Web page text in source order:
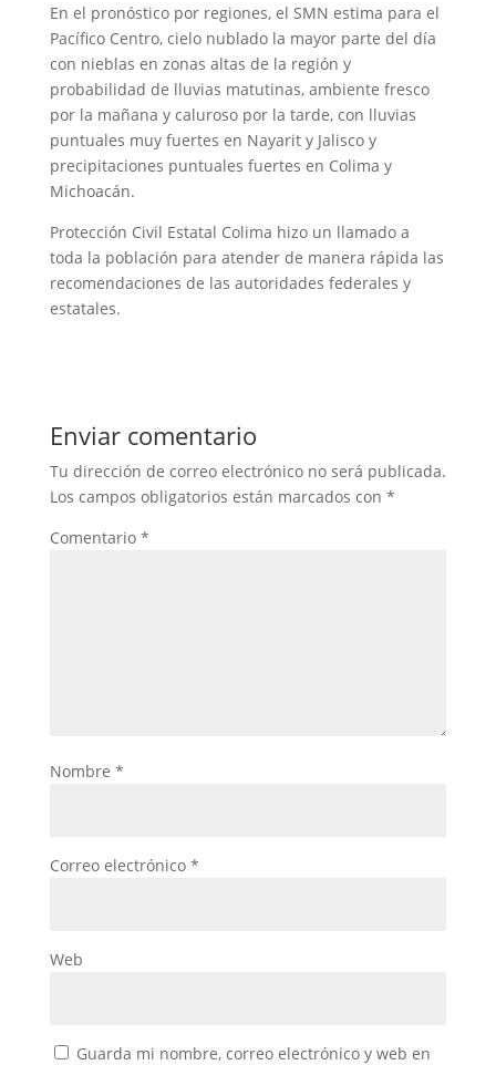
En el pronóstico por regiones, el SMN estima para el
Pacífico Centro, cielo nublado la mayor parte del día
con nieblas en zonas altas de la región y
probabilidad de lluvias matutinas, ambiente fresco
por la mañana y caluroso por la tarde, con lluvias
puntuales muy fuertes en Nayarit y Jalisco y
precipitaciones puntuales fuertes en Colima y
Michoacán.
Protección Civil Estatal Colima hizo un llamado a
toda la población para atender de manera rápida las
recomendaciones de las autoridades federales y
estatales.
Enviar comentario
Tu dirección de correo electrónico no será publicada.
Los campos obligatorios están marcados con *
Comentario *
Nombre *
Correo electrónico *
Web
Guarda mi nombre, correo electrónico y web en